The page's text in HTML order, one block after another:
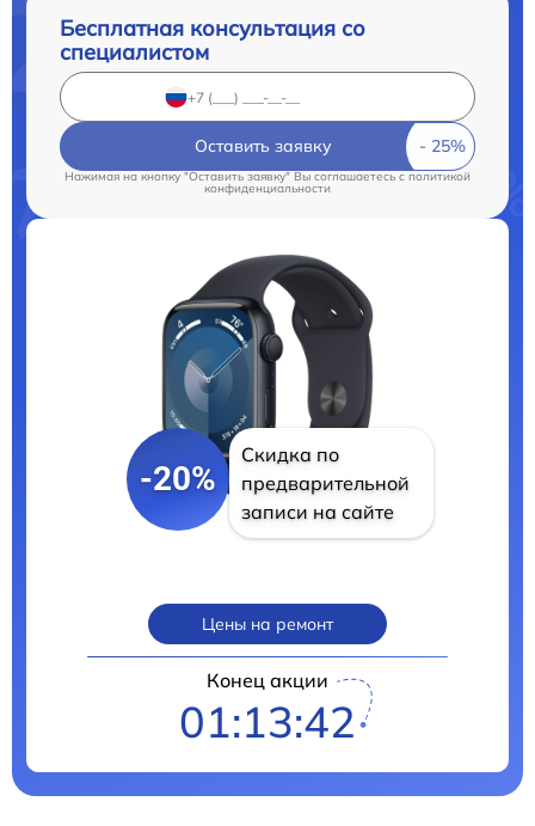
Бесплатная консультация со
специалистом
Оставить заявку
Нажимая на кнопку "Оставить заявку" Вы соглашаетесь cполитикой
конфиденциальности
-20%
Скидка по
предварительной
записи на сайте
Цены на ремонт
Конец акции
01:13:41